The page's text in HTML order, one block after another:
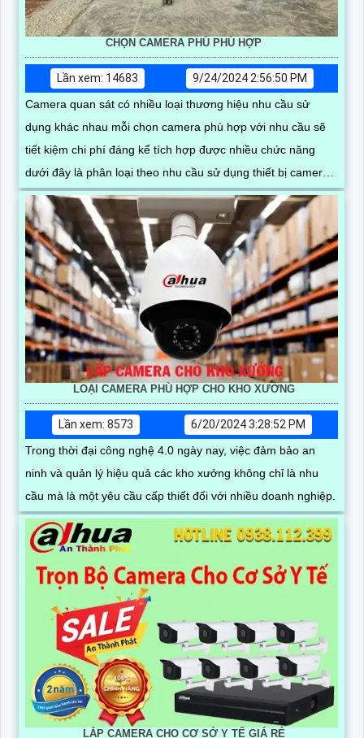
CHỌN CAMERA PHÙ PHÙ HỢP
Lần xem: 14683
9/24/2024 2:56:50 PM
Camera quan sát có nhiều loại thương hiệu nhu cầu sử
dụng khác nhau mỗi chọn camera phù hợp với nhu cầu sẽ
tiết kiệm chi phí đáng kể tích hợp được nhiều chức năng
dưới đây là phân loại theo nhu cầu sử dụng thiết bị camera
quan sát
LOẠI CAMERA PHÙ HỢP CHO KHO XƯỞNG
Lần xem: 8573
6/20/2024 3:28:52 PM
Trong thời đại công nghệ 4.0 ngày nay, việc đảm bảo an
ninh và quản lý hiệu quả các kho xưởng không chỉ là nhu
cầu mà là một yêu cầu cấp thiết đối với nhiều doanh nghiệp.
LẮP CAMERA CHO CƠ SỞ Y TẾ GIÁ RẺ